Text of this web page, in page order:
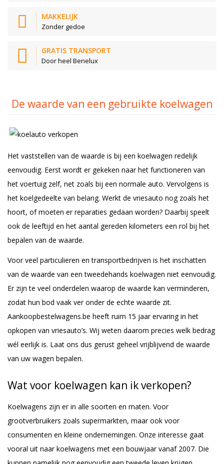
MAKKELIJK
Zonder gedoe
GRATIS TRANSPORT
Door heel Benelux
De waarde van een gebruikte koelwagen
Het vaststellen van de waarde is bij een koelwagen redelijk
eenvoudig. Eerst wordt er gekeken naar het functioneren van
het voertuig zelf, net zoals bij een normale auto. Vervolgens is
het koelgedeelte van belang. Werkt de vriesauto nog zoals het
hoort, of moeten er reparaties gedaan worden? Daarbij speelt
ook de leeftijd en het aantal gereden kilometers een rol bij het
bepalen van de waarde.
Voor veel particulieren en transportbedrijven is het inschatten
van de waarde van een tweedehands koelwagen niet eenvoudig.
Er zijn te veel onderdelen waarop de waarde kan verminderen,
zodat hun bod vaak ver onder de echte waarde zit.
Aankoopbestelwagens.be heeft ruim 15 jaar ervaring in het
opkopen van vriesauto’s. Wij weten daarom precies welk bedrag
wél eerlijk is. Laat ons dus gerust geheel vrijblijvend de waarde
van uw wagen bepalen.
Wat voor koelwagen kan ik verkopen?
Koelwagens zijn er in alle soorten en maten. Voor
grootverbruikers zoals supermarkten, maar ook voor
consumenten en kleine ondernemingen. Onze interesse gaat
vooral uit naar koelwagens met een bouwjaar vanaf 2007. Die